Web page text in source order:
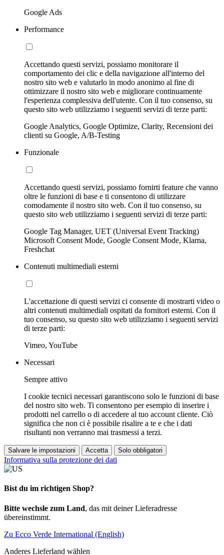
Google Ads
Performance
Accettando questi servizi, possiamo monitorare il
comportamento dei clic e della navigazione all'interno del
nostro sito web e valutarlo in modo anonimo al fine di
ottimizzare il nostro sito web e migliorare continuamente
l'esperienza complessiva dell'utente. Con il tuo consenso, su
questo sito web utilizziamo i seguenti servizi di terze parti:
Google Analytics, Google Optimize, Clarity, Recensioni dei
clienti su Google, A/B-Testing
Funzionale
Accettando questi servizi, possiamo fornirti feature che vanno
oltre le funzioni di base e ti consentono di utilizzare
comodamente il nostro sito web. Con il tuo consenso, su
questo sito web utilizziamo i seguenti servizi di terze parti:
Google Tag Manager, UET (Universal Event Tracking)
Microsoft Consent Mode, Google Consent Mode, Klarna,
Freshchat
Contenuti multimediali esterni
L'accettazione di questi servizi ci consente di mostrarti video o
altri contenuti multimediali ospitati da fornitori esterni. Con il
tuo consenso, su questo sito web utilizziamo i seguenti servizi
di terze parti:
Vimeo, YouTube
Necessari
Sempre attivo
I cookie tecnici necessari garantiscono solo le funzioni di base
del nostro sito web. Ti consentono per esempio di inserire i
prodotti nel carrello o di accedere al tuo account cliente. Ciò
significa che non ci è possibile risalire a te e che i dati
risultanti non verranno mai trasmessi a terzi.
Salvare le impostazioni Accetta Solo obbligatori
Informativa sulla protezione dei dati
Bist du im richtigen Shop?
Bitte wechsle zum Land, das mit deiner Lieferadresse
übereinstimmt.
Zu Ecco Verde International (English)
Anderes Lieferland wählen